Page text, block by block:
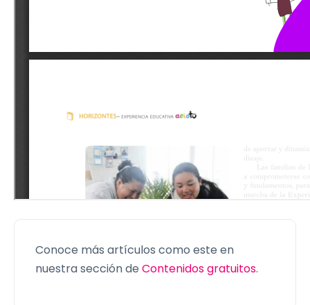
Conoce más artículos como este en
nuestra sección de Contenidos gratuitos.